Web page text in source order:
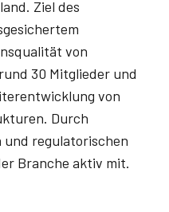
Ziel des
von
30 Mitglieder und
von
Durch
regulatorischen
Branche aktiv mit.